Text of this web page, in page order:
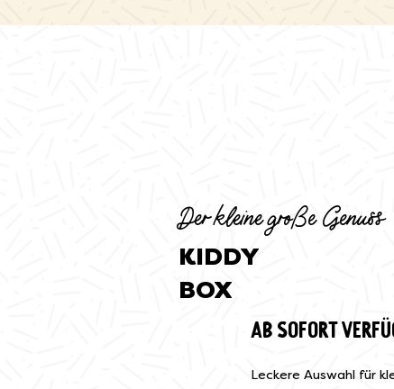
Der kleine große Genuss
AB SOFORT
Leckere Auswahl für
KIDDY
BOX